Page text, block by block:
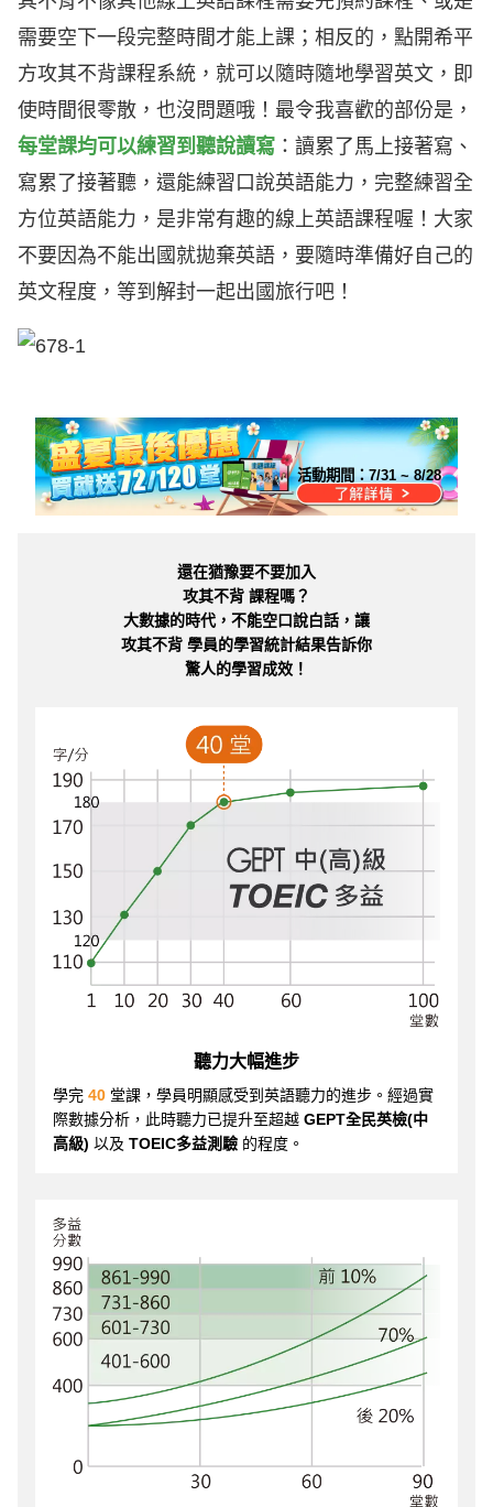
需要空下一段完整時間才能上課；相反的，點開希平
方攻其不背課程系統，就可以隨時隨地學習英文，即
使時間很零散，也沒問題哦！最令我喜歡的部份是，
每堂課均可以練習到聽說讀寫 ：讀累了馬上接著寫、
寫累了接著聽，還能練習口說英語能力，完整練習全
方位英語能力，是非常有趣的線上英語課程喔！大家
不要因為不能出國就拋棄英語，要隨時準備好自己的
英文程度，等到解封一起出國旅行吧！
活動期間：7/31 ~ 8/28
還在猶豫要不要加入
攻其不背 課程嗎？
大數據的時代，不能空口說白話，讓
攻其不背 學員的學習統計結果告訴你
驚人的學習成效！
聽力大幅進步
學完 40 堂課，學員明顯感受到英語聽力的進步。經過實
際數據分析，此時聽力已提升至超越 GEPT全民英檢(中
高級) 以及 TOEIC多益測驗 的程度。